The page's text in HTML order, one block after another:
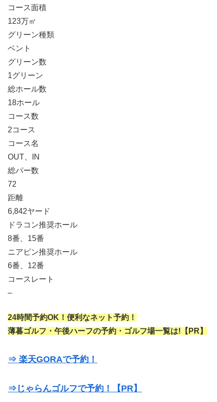
コース面積
123万㎡
グリーン種類
ベント
グリーン数
1グリーン
総ホール数
18ホール
コース数
2コース
コース名
OUT、IN
総パー数
72
距離
6,842ヤード
ドラコン推奨ホール
8番、15番
ニアピン推奨ホール
6番、12番
コースレート
–
24時間予約OK！便利なネット予約！
薄暮ゴルフ・午後ハーフの予約・ゴルフ場一覧は!【PR】
⇒ 楽天GORAで予約！
⇒じゃらんゴルフで予約！【PR】